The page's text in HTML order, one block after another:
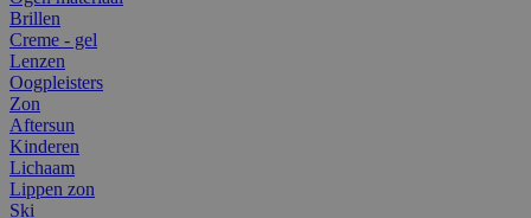
Brillen
Creme - gel
Lenzen
Oogpleisters
Zon
Aftersun
Kinderen
Lichaam
Lippen zon
Ski